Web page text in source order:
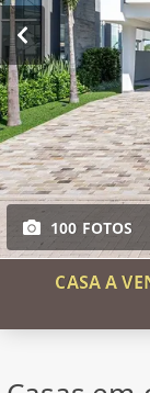
100 FOTOS
CASA A